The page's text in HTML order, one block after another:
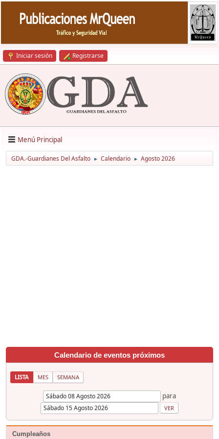
Iniciar sesión Registrarse
Menú Principal
GDA.-Guardianes Del Asfalto ► Calendario ► Agosto 2026
Calendario de eventos próximos
LISTA MES SEMANA
para
Cumpleaños